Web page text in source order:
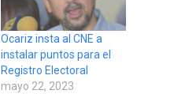
Ocariz insta al CNE a
instalar puntos para el
Registro Electoral
mayo 22, 2023